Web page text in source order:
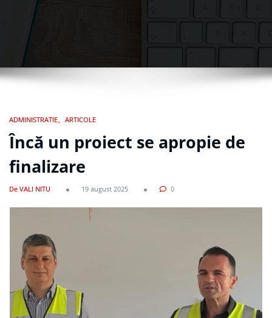
ADMINISTRATIE ARTICOLE
Încă un proiect se apropie de
finalizare
De VALI NITU 19 august 2025 0